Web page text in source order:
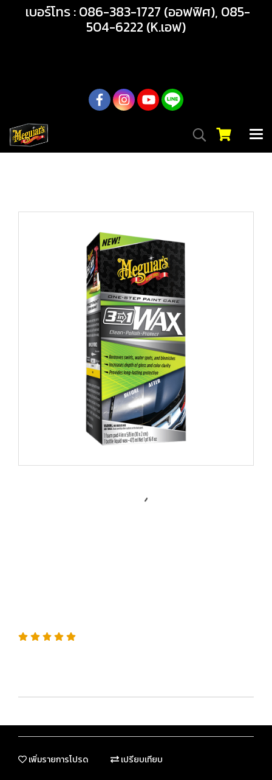
เบอร์โทร : 086-383-1727 (ออฟฟิศ), 085-
504-6222 (K.เอฟ)
เพิ่มรายการโปรด เปรียบเทียบ